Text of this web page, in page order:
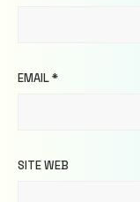
EMAIL*
SITE WEB